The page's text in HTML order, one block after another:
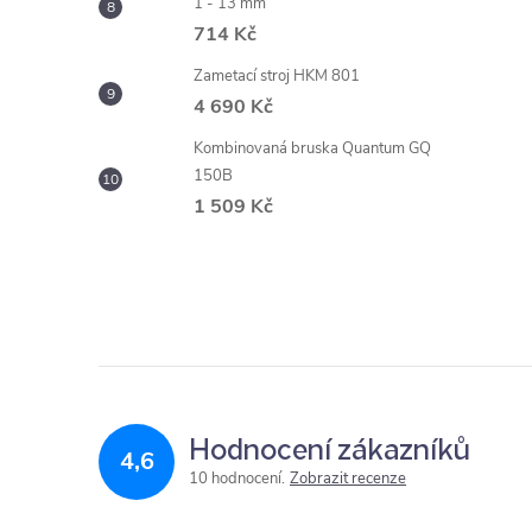
714 Kč
Zametací stroj HKM 801
4 690 Kč
Kombinovaná bruska Quantum GQ
150B
1 509 Kč
4,6 Hodnocení zákazníků
10 hodnocení Zobrazit recenze